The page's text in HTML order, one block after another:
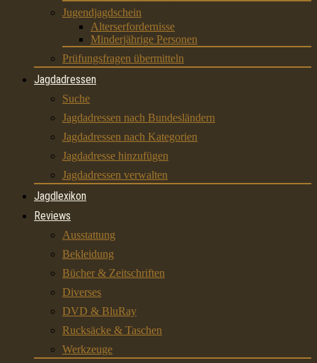
Jugendjagdschein
Alterserfordernisse
Minderjährige Personen
Prüfungsfragen übermitteln
Jagdadressen
Suche
Jagdadressen nach Bundesländern
Jagdadressen nach Kategorien
Jagdadresse hinzufügen
Jagdadressen verwalten
Jagdlexikon
Reviews
Ausstattung
Bekleidung
Bücher & Zeitschriften
Diverses
DVD & BluRay
Rucksäcke & Taschen
Werkzeuge